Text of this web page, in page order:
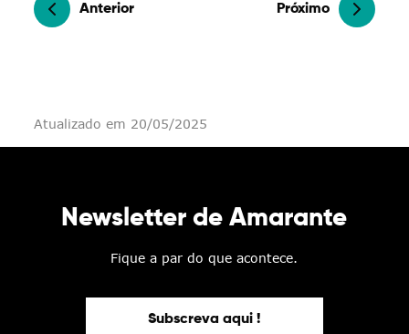
Anterior Próximo
Atualizado em 20/05/2025
Newsletter de Amarante
Fique a par do que acontece.
Subscreva aqui !